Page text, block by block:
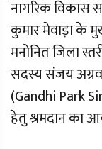
नागरिक विकास
कुमार मेवाड़ा के
मनोनित जिला
सदस्य संजय
(Gandhi Park
हेतु श्रमदान का